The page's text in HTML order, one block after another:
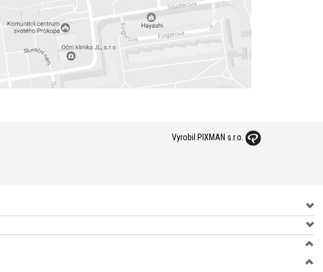
Vyrobil PIXMAN s.r.o.